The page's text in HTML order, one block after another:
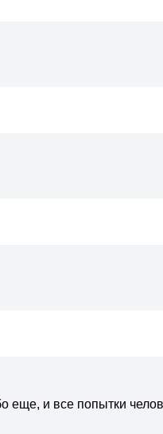
еще, и все попытки